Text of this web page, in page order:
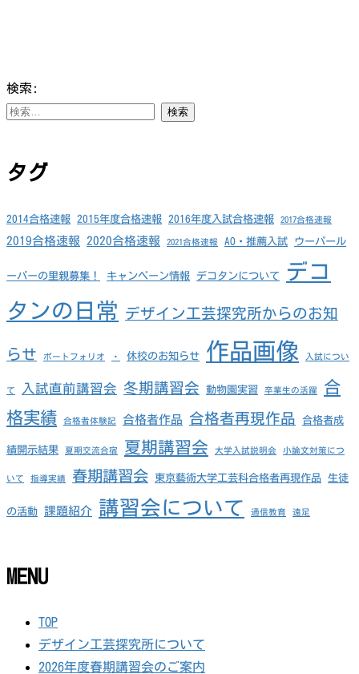
検索:
タグ
2014合格速報 2015年度合格速報 2016年度入試合格速報 2017合格速報
2019合格速報 2020合格速報 2021合格速報 AO・推薦入試 ウーパール
ーパーの里親募集！ キャンペーン情報 デコタンについて
デコ
タンの日常
デザイン工芸探究所からのお知
らせ ポートフォリオ ・ 休校のお知らせ 作品画像 入試につい
て 入試直前講習会 冬期講習会 動物園実習 卒業生の活躍
合
格実績
合格者体験記 合格者作品 合格者再現作品 合格者成
績開示結果 夏期交流合宿 夏期講習会 大学入試説明会 小論文対策につ
いて 指導実績 春期講習会 東京藝術大学工芸科合格者再現作品 生徒
の活動 課題紹介 講習会について 通信教育 遠足
MENU
TOP
デザイン工芸探究所について
2026年度春期講習会のご案内